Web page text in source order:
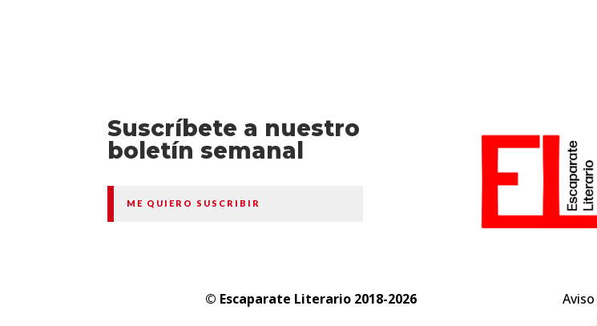
Suscríbete a nuestro
boletín semanal
ME QUIERO SUSCRIBIR
© Escaparate Literario 2018-2026